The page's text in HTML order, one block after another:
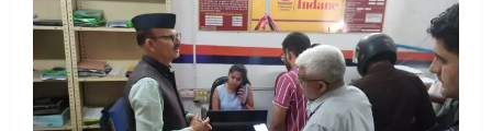
August 6, 2026